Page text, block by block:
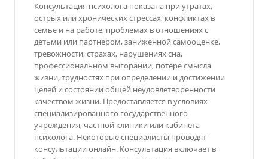
Консультация психолога показана при утратах,
острых или хронических стрессах, конфликтах в
семье и на работе, проблемах в отношениях с
детьми или партнером, заниженной самооценке,
тревожности, страхах, нарушениях сна,
профессиональном выгорании, потере смысла
жизни, трудностях при определении и достижении
целей и состоянии общей неудовлетворенности
качеством жизни. Предоставляется в условиях
специализированного государственного
учреждения, частной клиники или кабинета
психолога. Некоторые специалисты проводят
консультации онлайн. Консультация включает в